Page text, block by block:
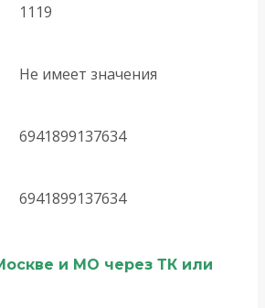
1119
Не имеет значения
6941899137634
6941899137634
и МО через ТК или